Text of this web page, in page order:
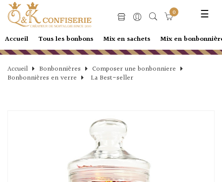
☰
0
Accueil Tous les bonbons Mix en sachets Mix en
Accueil Bonbonnières
Composer une bonbonniere
Bonbonnières en verre
La Best-seller